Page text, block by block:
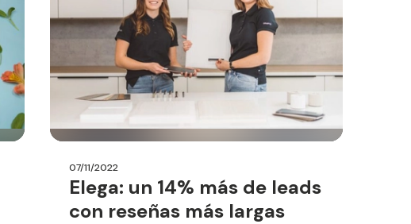
07/11/2022
Elega: un 14% más de leads
con reseñas más largas